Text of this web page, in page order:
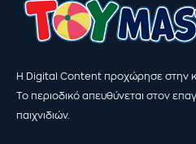
Η Digital Content προχώρησε στην
Το περιοδικό απευθύνεται στον
παιχνιδιών.